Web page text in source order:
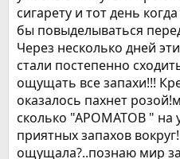
сигарету и тот день
бы повыделываться
Через несколько дней
стали постепенно
ощущать все запахи!!!
оказалось пахнет
сколько "АРОМАТОВ " на
приятных запахов
ощущала?..познаю мир